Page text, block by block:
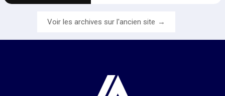
Voir les archives sur l'ancien site